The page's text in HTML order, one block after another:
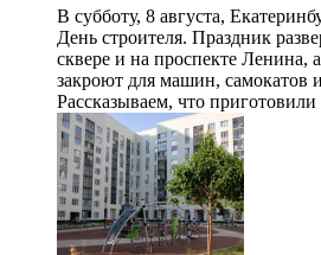
В субботу, 8 августа,
День строителя. Праздник
сквере и на проспекте Ленина,
закроют для машин, самокатов
Рассказываем, что